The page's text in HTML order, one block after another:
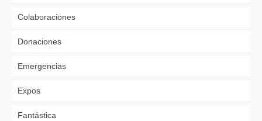
Colaboraciones
Donaciones
Emergencias
Expos
Fantástica